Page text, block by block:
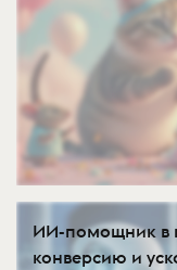
ИИ-помощник в
конверсию и